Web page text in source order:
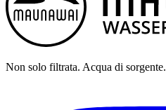
Non solo filtrata. Acqua di sorgente.